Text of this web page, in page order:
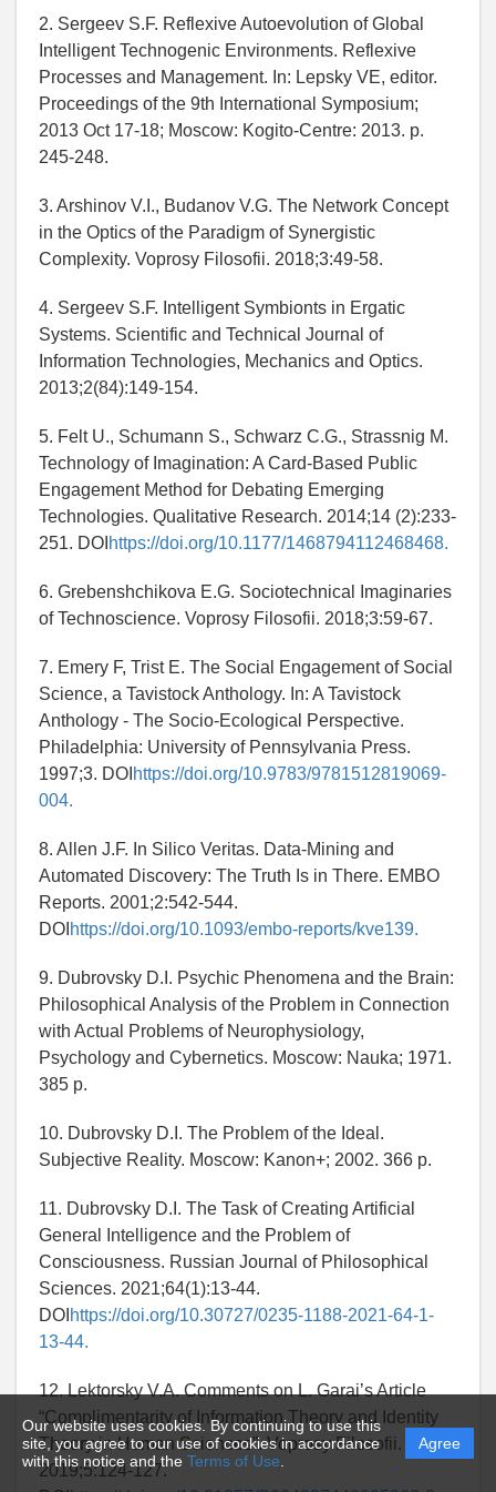
Our website uses cookies. By continuing to use this
site, you agree to our use of cookies in accordance
with this notice and the Terms of Use
Agree
2. Sergeev S.F. Reflexive Autoevolution of Global
Intelligent Technogenic Environments. Reflexive
Processes and Management. In: Lepsky VE, editor.
Proceedings of the 9th International Symposium;
2013 Oct 17-18; Moscow: Kogito-Centre: 2013. p.
245-248.
3. Arshinov V.I., Budanov V.G. The Network Concept
in the Optics of the Paradigm of Synergistic
Complexity. Voprosy Filosofii. 2018;3:49-58.
4. Sergeev S.F. Intelligent Symbionts in Ergatic
Systems. Scientific and Technical Journal of
Information Technologies, Mechanics and Optics.
2013;2(84):149-154.
5. Felt U., Schumann S., Schwarz C.G., Strassnig M.
Technology of Imagination: A Card-Based Public
Engagement Method for Debating Emerging
Technologies. Qualitative Research. 2014;14 (2):233-
251. DOI https://doi.org/10.1177/1468794112468468.
6. Grebenshchikova E.G. Sociotechnical Imaginaries
of Technoscience. Voprosy Filosofii. 2018;3:59-67.
7. Emery F, Trist E. The Social Engagement of Social
Science, a Tavistock Anthology. In: A Tavistock
Anthology - The Socio-Ecological Perspective.
Philadelphia: University of Pennsylvania Press.
1997;3. DOI https://doi.org/10.9783/9781512819069-
004.
8. Allen J.F. In Silico Veritas. Data-Mining and
Automated Discovery: The Truth Is in There. EMBO
Reports. 2001;2:542-544.
DOI https://doi.org/10.1093/embo-reports/kve139.
9. Dubrovsky D.I. Psychic Phenomena and the Brain:
Philosophical Analysis of the Problem in Connection
with Actual Problems of Neurophysiology,
Psychology and Cybernetics. Moscow: Nauka; 1971.
385 p.
10. Dubrovsky D.I. The Problem of the Ideal.
Subjective Reality. Moscow: Kanon+; 2002. 366 p.
11. Dubrovsky D.I. The Task of Creating Artificial
General Intelligence and the Problem of
Consciousness. Russian Journal of Philosophical
Sciences. 2021;64(1):13-44.
DOI https://doi.org/10.30727/0235-1188-2021-64-1-
13-44.
12. Lektorsky V.A. Comments on L. Garai’s Article
“Complimentarity of Information Theory and Identity
Theory in Human Sciences”. Voprosy Filosofii.
2019;5:124-127.